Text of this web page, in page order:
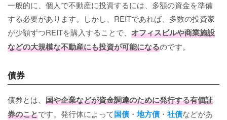
一般的に、個人で不動産に投資するには、多額の資金を準備
する必要があります。しかし、REITであれば、多数の投資家
が少額ずつREITを購入することで、 オフィスビルや商業施設
などの大規模な不動産にも投資が可能になるのです。
債券
債券とは、 国や企業などが資金調達のために発行する有価証
券のことです。発行体によって国債・地方債・ 社債などがあ